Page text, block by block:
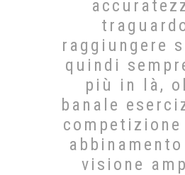
raggiungere
quindi
più in là,
banale
visione